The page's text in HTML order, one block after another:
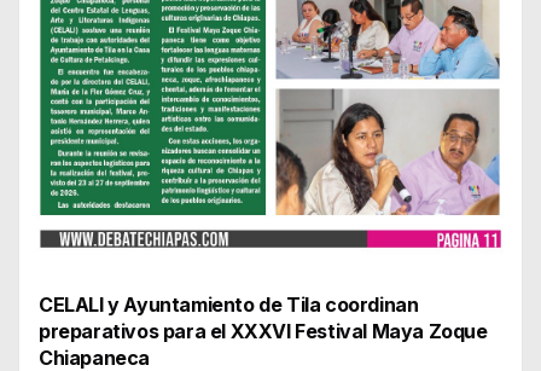
CELALI y Ayuntamiento de Tila coordinan
preparativos para el XXXVI Festival Maya Zoque
Chiapaneca